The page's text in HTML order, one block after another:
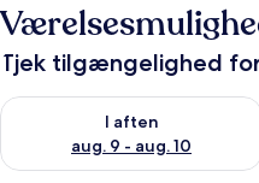
Tjek tilgængelighed
I aften
aug. 9 - aug. 10
Tjek tilgængelighed for i aften